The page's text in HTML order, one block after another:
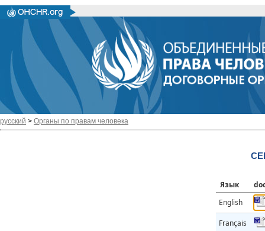
русский > Органы по правам человека
Язык
English
Français